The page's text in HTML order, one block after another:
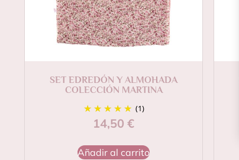
SET EDREDÓN Y ALMOHADA
COLECCIÓN MARTINA
(1)
14,50 €
Añadir al carrito